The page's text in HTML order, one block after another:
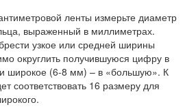
ленты измерьте диаметр
выраженный в миллиметрах.
узкое или средней ширины
округлить получившуюся цифру в
широкое (6-8 мм) – в «большую». К
соответствовать 16 размеру для